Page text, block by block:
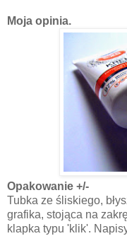
Moja opinia.
Opakowanie +/-
Tubka ze śliskiego,
grafika, stojąca na
klapka typu 'klik'.